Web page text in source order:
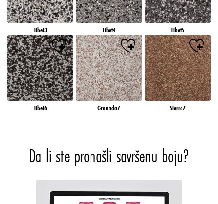
Tibet3 Tibet4 Tibet5
Tibet6 Granada7 Sierra7
Da li ste pronašli savršenu boju?